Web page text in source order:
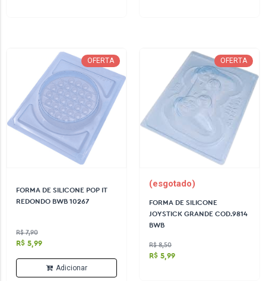
OFERTA
FORMA DE SILICONE POP IT
REDONDO BWB 10267
R$ 7,90
R$ 5,99
Adicionar
OFERTA
(esgotado)
FORMA DE SILICONE
JOYSTICK GRANDE COD.9814
BWB
R$ 8,50
R$ 5,99